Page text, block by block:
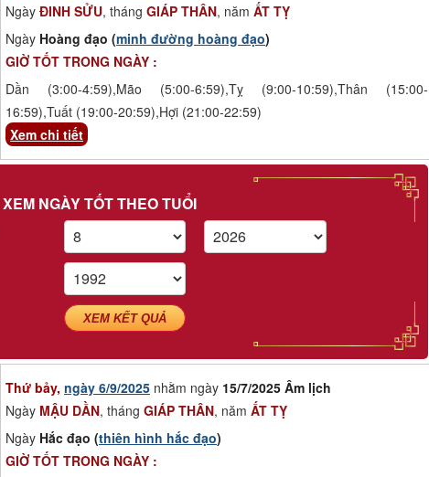
Ngày ĐINH SỬU, tháng GIÁP THÂN, năm ẤT TỴ
Ngày Hoàng đạo (minh đường hoàng đạo)
GIỜ TỐT TRONG NGÀY :
Dần (3:00-4:59),Mão (5:00-6:59),Tỵ (9:00-10:59),Thân (15:00-
16:59),Tuất (19:00-20:59),Hợi (21:00-22:59)
Xem chi tiết
XEM NGÀY TỐT THEO TUỔI
XEM KẾT QUẢ
Thứ bảy, ngày 6/9/2025 nhằm ngày 15/7/2025 Âm lịch
Ngày MẬU DẦN, tháng GIÁP THÂN, năm ẤT TỴ
Ngày Hắc đạo (thiên hình hắc đạo)
GIỜ TỐT TRONG NGÀY :